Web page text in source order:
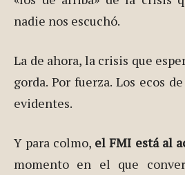
nadie nos escuchó.
La de ahora, la crisis que
gorda. Por fuerza. Los ecos
evidentes.
Y para colmo, el FMI está al
momento en el que